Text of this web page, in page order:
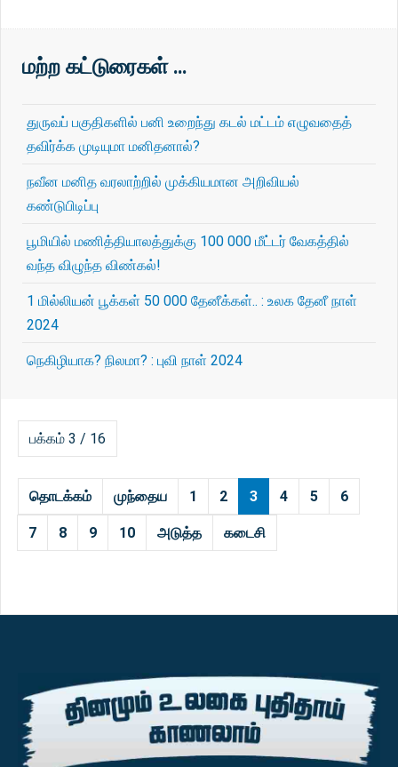
மற்ற கட்டுரைகள் …
துருவப் பகுதிகளில் பனி உறைந்து கடல் மட்டம் எழுவதைத்
தவிர்க்க முடியுமா மனிதனால்?
நவீன மனித வரலாற்றில் முக்கியமான அறிவியல்
கண்டுபிடிப்பு
பூமியில் மணித்தியாலத்துக்கு 100 000 மீட்டர் வேகத்தில்
வந்த விழுந்த விண்கல்!
1 மில்லியன் பூக்கள் 50 000 தேனீக்கள்.. : உலக தேனீ நாள்
2024
நெகிழியாக? நிலமா? : புவி நாள் 2024
பக்கம் 3 / 16
தொடக்கம் முந்தைய 1 2 3 4 5 6
7 8 9 10 அடுத்த கடைசி